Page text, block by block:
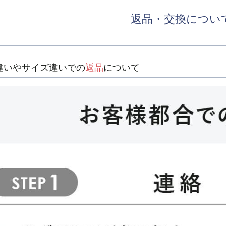
返品・交換につい
いやサイズ違いでの返品について